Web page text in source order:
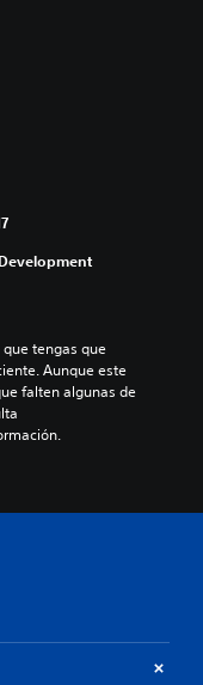
que tengas que
Aunque este
falten algunas de